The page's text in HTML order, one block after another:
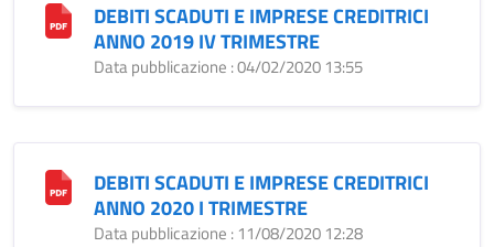
DEBITI SCADUTI E IMPRESE CREDITRICI
ANNO 2019 IV TRIMESTRE
Data pubblicazione : 04/02/2020 13:55
DEBITI SCADUTI E IMPRESE CREDITRICI
ANNO 2020 I TRIMESTRE
Data pubblicazione : 11/08/2020 12:28